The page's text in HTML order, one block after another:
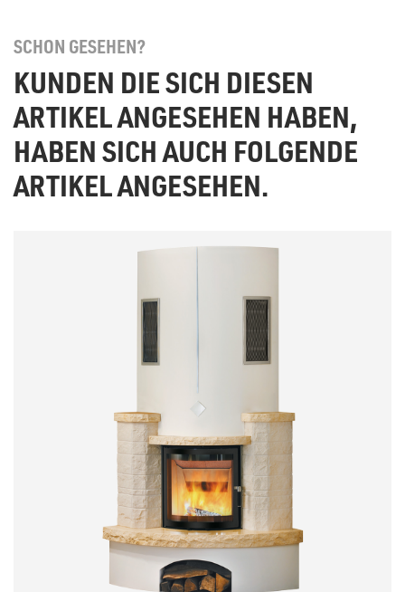
SCHON GESEHEN?
KUNDEN DIE SICH DIESEN
ARTIKEL ANGESEHEN HABEN,
HABEN SICH AUCH FOLGENDE
ARTIKEL ANGESEHEN.